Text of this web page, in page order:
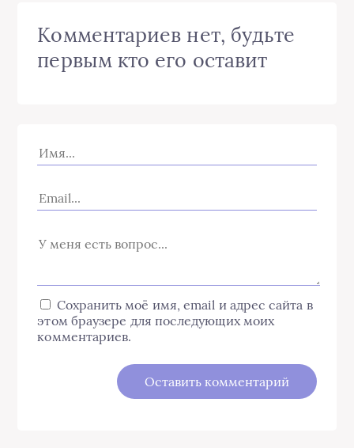
Комментариев нет, будьте
первым кто его оставит
Сохранить моё имя, email и адрес сайта в
этом браузере для последующих моих
комментариев.